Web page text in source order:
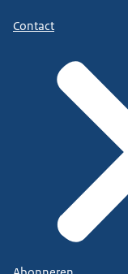
Contact